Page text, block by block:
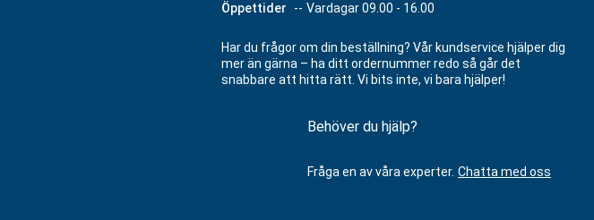
Öppettider -- Vardagar 09.00 - 16.00
Har du frågor om din beställning? Vår kundservice hjälper dig
mer än gärna – ha ditt ordernummer redo så går det
snabbare att hitta rätt. Vi bits inte, vi bara hjälper!
Behöver du hjälp?
Fråga en av våra experter. Chatta med oss